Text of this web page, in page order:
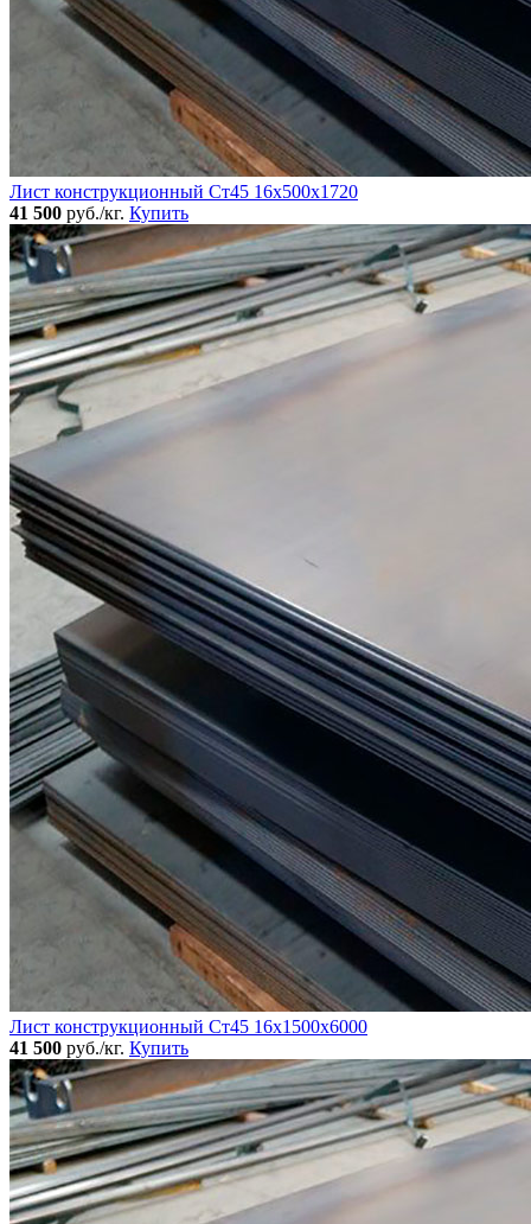
Лист конструкционный Ст45 16х500х1720
41 500 руб./кг. Купить
Лист конструкционный Ст45 16х1500х6000
41 500 руб./кг. Купить